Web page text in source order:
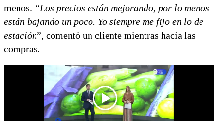
menos. “Los precios están mejorando, por lo menos
están bajando un poco. Yo siempre me fijo en lo de
estación”, comentó un cliente mientras hacía las
compras.